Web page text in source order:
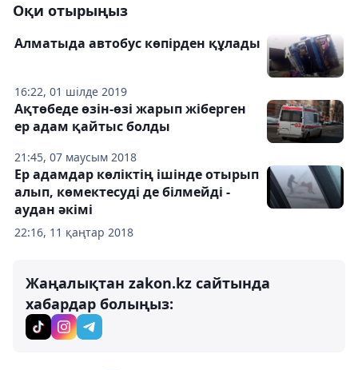
Оқи отырыңыз
16:22, 01 шілде 2019
Алматыда автобус көпірден құлады
21:45, 07 маусым 2018
Ақтөбеде өзін-өзі жарып жіберген
ер адам қайтыс болды
22:16, 11 қаңтар 2018
Ер адамдар көліктің ішінде отырып
алып, көмектесуді де білмейді -
аудан әкімі
Жаңалықтан zakon.kz сайтында
хабардар болыңыз: